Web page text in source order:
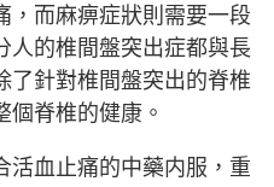
，而麻痹症狀則需要一段
人的椎間盤突出症都與長
了針對椎間盤突出的脊椎
個脊椎的健康。
活血止痛的中藥内服，重